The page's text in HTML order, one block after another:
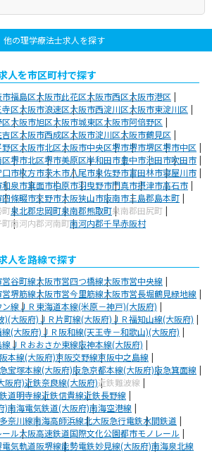
他の理学療法士求人を探す
人を市区町村で探す
市福島区大阪市此花区大阪市西区大阪市港区
寺区大阪市浪速区大阪市西淀川区大阪市東淀川区
区大阪市旭区大阪市城東区大阪市阿倍野区
吉区大阪市西成区大阪市淀川区大阪市鶴見区
野区大阪市北区大阪市中央区堺市堺市堺区堺市中区
区堺市北区堺市美原区岸和田市豊中市池田市吹田市
口市枚方市茨木市八尾市泉佐野市富田林市寝屋川市
和泉市箕面市柏原市羽曳野市門真市摂津市高石市
四條畷市交野市大阪狭山市阪南市三島郡島本町
町泉北郡忠岡町泉南郡熊取町泉南郡田尻町
町南河内郡河南町南河内郡千早赤阪村
人を路線で探す
谷町線大阪市営四つ橋線大阪市営中央線
堺筋線大阪市営今里筋線大阪市営長堀鶴見緑地線
線ＪＲ東海道本線(米原－神戸)(大阪府)
)(大阪府)ＪＲ片町線(大阪府)ＪＲ福知山線(大阪府)
線(大阪府)ＪＲ阪和線(天王寺－和歌山)(大阪府)
ＪＲおおさか東線阪神本線(大阪府)
本線(大阪府)京阪交野線京阪中之島線
宝塚本線(大阪府)阪急京都本線(大阪府)阪急箕面線
阪府)近鉄奈良線(大阪府)近鉄難波線
道明寺線近鉄信貴線近鉄長野線
)南海電気鉄道(大阪府)南海空港線
奈川線南海高師浜線北大阪急行電鉄水間鉄道
ル大阪高速鉄道国際文化公園都市モノレール
電気軌道阪堺線能勢電鉄妙見線(大阪府)南海泉北線